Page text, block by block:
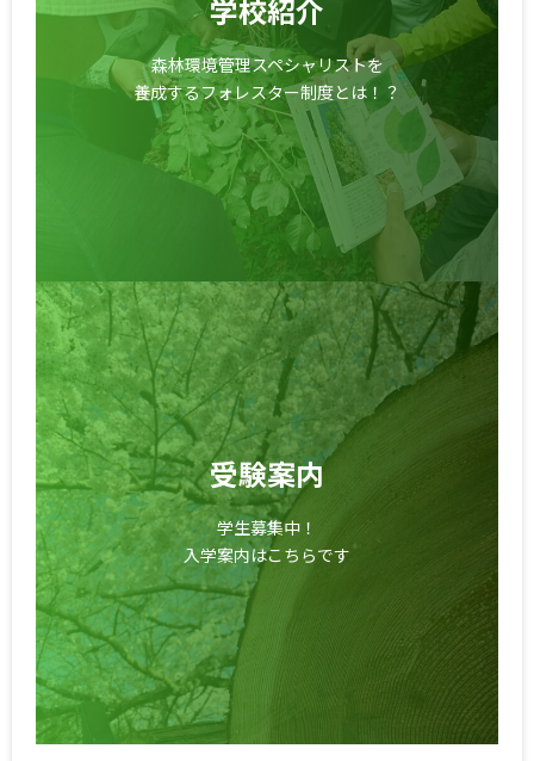
学校紹介
森林環境管理スペシャリストを
養成するフォレスター制度とは！？
受験案内
学生募集中！
入学案内はこちらです